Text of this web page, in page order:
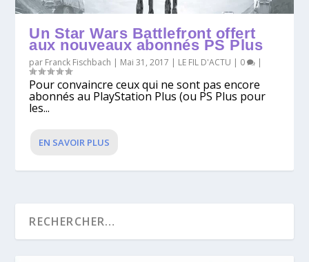
Un Star Wars Battlefront offert
aux nouveaux abonnés PS Plus
par Franck Fischbach | Mai 31, 2017 | LE FIL D'ACTU | 0 |
Pour convaincre ceux qui ne sont pas encore
abonnés au PlayStation Plus (ou PS Plus pour
les...
EN SAVOIR PLUS